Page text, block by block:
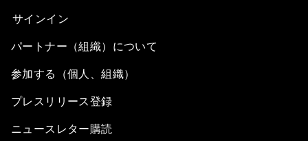
サインイン
パートナー（組織）について
参加する（個人、組織）
プレスリリース登録
ニュースレター購読